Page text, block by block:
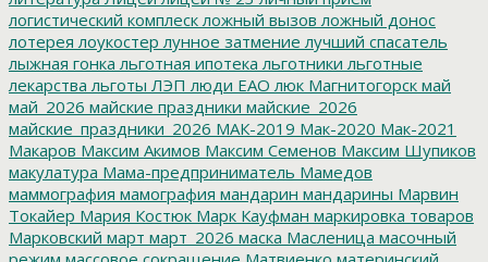
логистический комплеск ложный вызов ложный донос
лотерея лоукостер лунное затмение лучший спасатель
лыжная гонка льготная ипотека льготники льготные
лекарства льготы ЛЭП люди ЕАО люк Магнитогорск май
май_2026 майские праздники майские_2026
майские_праздники_2026 МАК-2019 Мак-2020 Мак-2021
Макаров Максим Акимов Максим Семенов Максим Шупиков
макулатура Мама-предприниматель Мамедов
маммография мамография мандарин мандарины Марвин
Токайер Мария Костюк Марк Кауфман маркировка товаров
Марковский март март_2026 маска Масленица масочный